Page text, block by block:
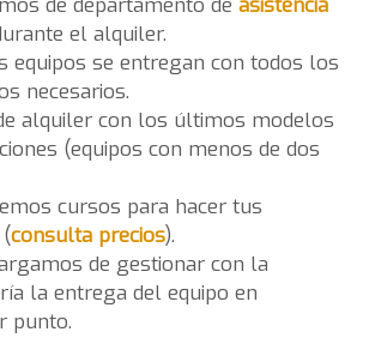
de departamento de asistencia
el alquiler.
equipos se entregan con todos los
necesarios.
alquiler con los últimos modelos
(equipos con menos de dos
cursos para hacer tus
consulta precios).
de gestionar con la
la entrega del equipo en
punto.